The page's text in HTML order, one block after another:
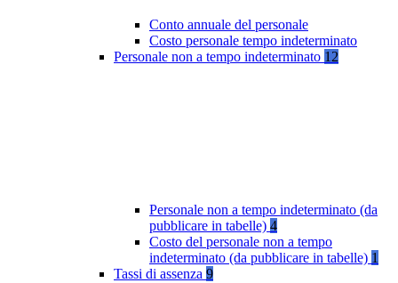
Conto annuale del personale
Costo personale tempo indeterminato
Personale non a tempo indeterminato 12
Personale non a tempo indeterminato (da
pubblicare in tabelle) 4
Costo del personale non a tempo
indeterminato (da pubblicare in tabelle) 1
Tassi di assenza 9